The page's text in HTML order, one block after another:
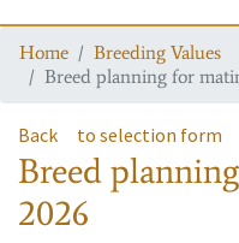
Home
Breeding Values
Breed planning for
Back to selection form
Breed
2026